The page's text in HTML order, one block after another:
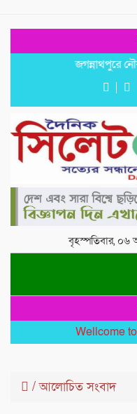
জগন্নাথপুরে নৌকা
বৃহস্পতিবার, ০৬
Wellcome to our
/আলোচিত সংবাদ